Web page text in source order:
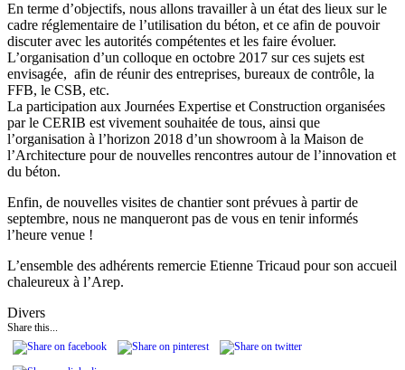
En terme d’objectifs, nous allons travailler à un état des lieux sur le
cadre réglementaire de l’utilisation du béton, et ce afin de pouvoir
discuter avec les autorités compétentes et les faire évoluer.
L’organisation d’un colloque en octobre 2017 sur ces sujets est
envisagée, afin de réunir des entreprises, bureaux de contrôle, la
FFB, le CSB, etc.
La participation aux Journées Expertise et Construction organisées
par le CERIB est vivement souhaitée de tous, ainsi que
l’organisation à l’horizon 2018 d’un showroom à la Maison de
l’Architecture pour de nouvelles rencontres autour de l’innovation et
du béton.
Enfin, de nouvelles visites de chantier sont prévues à partir de
septembre, nous ne manqueront pas de vous en tenir informés
l’heure venue !
L’ensemble des adhérents remercie Etienne Tricaud pour son accueil
chaleureux à l’Arep.
Divers
Share this...